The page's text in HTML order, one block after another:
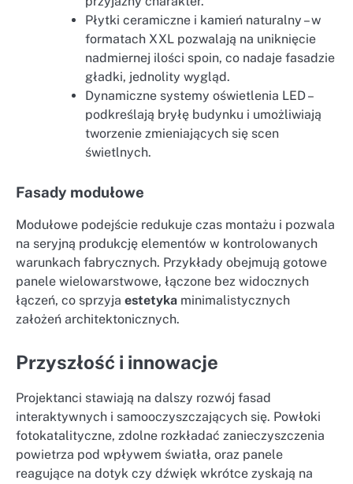
Płytki ceramiczne i kamień naturalny – w
formatach XXL pozwalają na uniknięcie
nadmiernej ilości spoin, co nadaje fasadzie
gładki, jednolity wygląd.
Dynamiczne systemy oświetlenia LED –
podkreślają bryłę budynku i umożliwiają
tworzenie zmieniających się scen
świetlnych.
Fasady modułowe
Modułowe podejście redukuje czas montażu i pozwala
na seryjną produkcję elementów w kontrolowanych
warunkach fabrycznych. Przykłady obejmują gotowe
panele wielowarstwowe, łączone bez widocznych
łączeń, co sprzyja estetyka minimalistycznych
założeń architektonicznych.
Przyszłość i innowacje
Projektanci stawiają na dalszy rozwój fasad
interaktywnych i samooczyszczających się. Powłoki
fotokatalityczne, zdolne rozkładać zanieczyszczenia
powietrza pod wpływem światła, oraz panele
reagujące na dotyk czy dźwięk wkrótce zyskają na